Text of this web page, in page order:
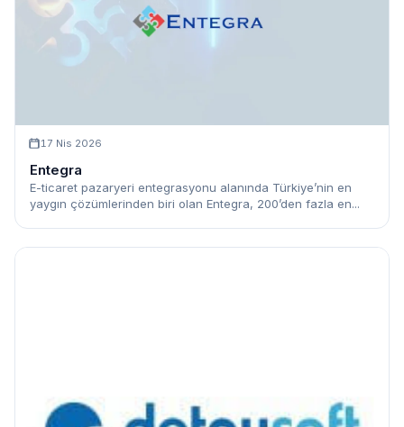
17 Nis 2026
Entegra
E-ticaret pazaryeri entegrasyonu alanında Türkiye’nin en
yaygın çözümlerinden biri olan Entegra, 200’den fazla en...